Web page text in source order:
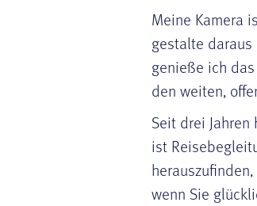
Meine Kamera
gestalte daraus
genieße ich
den weiten,
Seit drei
ist
wenn Sie